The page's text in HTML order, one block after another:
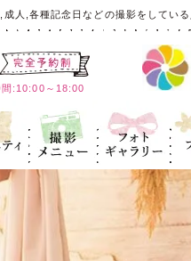
人,各種記念日などの撮影をしてい
間:10:00～18:00
ィ 記念写真
フォトギャラ
リー
プ